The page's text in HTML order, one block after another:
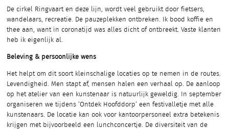
De cirkel Ringvaart en deze lijn, wordt veel gebruikt door fietsers,
wandelaars, recreatie. De pauzeplekken ontbreken. Ik bood koffie en
thee aan, want in coronatijd was alles dicht of ontbreekt. Vaste klanten
heb ik eigenlijk al.
Beleving & persoonlijke wens
Het helpt om dit soort kleinschalige locaties op te nemen in de routes.
Levendigheid. Men stapt af, mensen halen een verhaal op. De aanloop
op het atelier van een kunstenaar is natuurlijk geweldig. In september
organiseren we tijdens ’Ontdek Hoofddorp’ een festivalletje met alle
kunstenaars. De locatie kan ook voor kantoorpersoneel extra betekenis
krijgen met bijvoorbeeld een lunchconcertje. De diversiteit van de